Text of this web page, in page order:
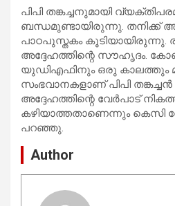
പിപി തങ്കച്ചനുമായി
ബന്ധമുണ്ടായിരുന്നു. തനിക്ക്
പാഠപുസ്തകം കൂടിയായിരുന്നു.
അദ്ദേഹത്തിന്റെ സൗഹൃദം.
യുഡിഎഫിനും ഒരു കാലത്തും
സംഭവാനകളാണ് പിപി തങ്കച്ചന്‍
അദ്ദേഹത്തിന്റെ വേര്‍പാട്
കഴിയാത്തതാണെന്നും
പറഞ്ഞു.
Author